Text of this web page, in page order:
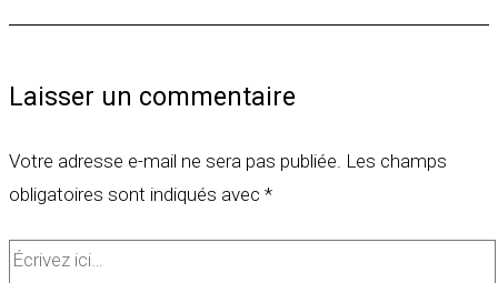
Laisser un commentaire
Votre adresse e-mail ne sera pas publiée. Les champs
obligatoires sont indiqués avec *
Écrivez